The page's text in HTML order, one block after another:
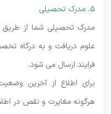
۵. مدرک تحصیلی
مدرک تحصیلی شما از طریق
علوم دریافت و به درگاه
فرایند ارسال می شود.
برای اطلاع از آخرین
هرگونه مغایرت و نقص در